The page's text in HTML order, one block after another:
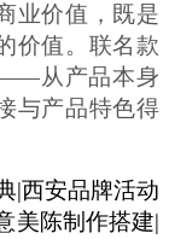
业价值，既是
价值。联名款
从产品本身
与产品特色得
|西安品牌活动
美陈制作搭建|